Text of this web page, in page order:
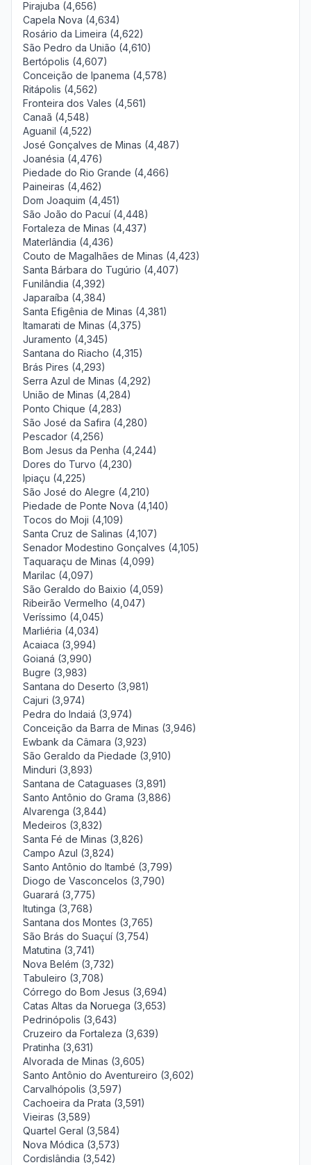
Pirajuba (4,656)
Capela Nova (4,634)
Rosário da Limeira (4,622)
São Pedro da União (4,610)
Bertópolis (4,607)
Conceição de Ipanema (4,578)
Ritápolis (4,562)
Fronteira dos Vales (4,561)
Canaã (4,548)
Aguanil (4,522)
José Gonçalves de Minas (4,487)
Joanésia (4,476)
Piedade do Rio Grande (4,466)
Paineiras (4,462)
Dom Joaquim (4,451)
São João do Pacuí (4,448)
Fortaleza de Minas (4,437)
Materlândia (4,436)
Couto de Magalhães de Minas (4,423)
Santa Bárbara do Tugúrio (4,407)
Funilândia (4,392)
Japaraíba (4,384)
Santa Efigênia de Minas (4,381)
Itamarati de Minas (4,375)
Juramento (4,345)
Santana do Riacho (4,315)
Brás Pires (4,293)
Serra Azul de Minas (4,292)
União de Minas (4,284)
Ponto Chique (4,283)
São José da Safira (4,280)
Pescador (4,256)
Bom Jesus da Penha (4,244)
Dores do Turvo (4,230)
Ipiaçu (4,225)
São José do Alegre (4,210)
Piedade de Ponte Nova (4,140)
Tocos do Moji (4,109)
Santa Cruz de Salinas (4,107)
Senador Modestino Gonçalves (4,105)
Taquaraçu de Minas (4,099)
Marilac (4,097)
São Geraldo do Baixio (4,059)
Ribeirão Vermelho (4,047)
Veríssimo (4,045)
Marliéria (4,034)
Acaiaca (3,994)
Goianá (3,990)
Bugre (3,983)
Santana do Deserto (3,981)
Cajuri (3,974)
Pedra do Indaiá (3,974)
Conceição da Barra de Minas (3,946)
Ewbank da Câmara (3,923)
São Geraldo da Piedade (3,910)
Minduri (3,893)
Santana de Cataguases (3,891)
Santo Antônio do Grama (3,886)
Alvarenga (3,844)
Medeiros (3,832)
Santa Fé de Minas (3,826)
Campo Azul (3,824)
Santo Antônio do Itambé (3,799)
Diogo de Vasconcelos (3,790)
Guarará (3,775)
Itutinga (3,768)
Santana dos Montes (3,765)
São Brás do Suaçuí (3,754)
Matutina (3,741)
Nova Belém (3,732)
Tabuleiro (3,708)
Córrego do Bom Jesus (3,694)
Catas Altas da Noruega (3,653)
Pedrinópolis (3,643)
Cruzeiro da Fortaleza (3,639)
Pratinha (3,631)
Alvorada de Minas (3,605)
Santo Antônio do Aventureiro (3,602)
Carvalhópolis (3,597)
Cachoeira da Prata (3,591)
Vieiras (3,589)
Quartel Geral (3,584)
Nova Módica (3,573)
Cordislândia (3,542)